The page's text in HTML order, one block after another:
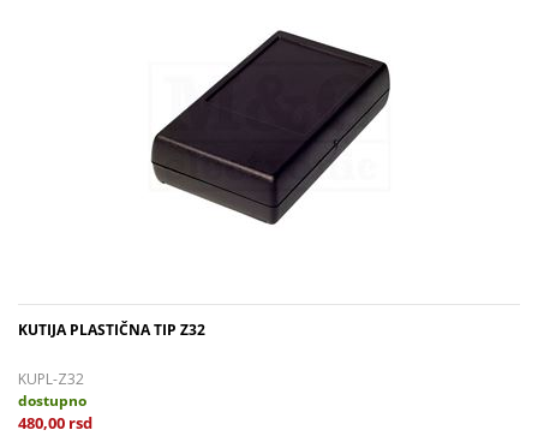
KUTIJA PLASTIČNA TIP Z32
KUPL-Z32
dostupno
480,00 rsd